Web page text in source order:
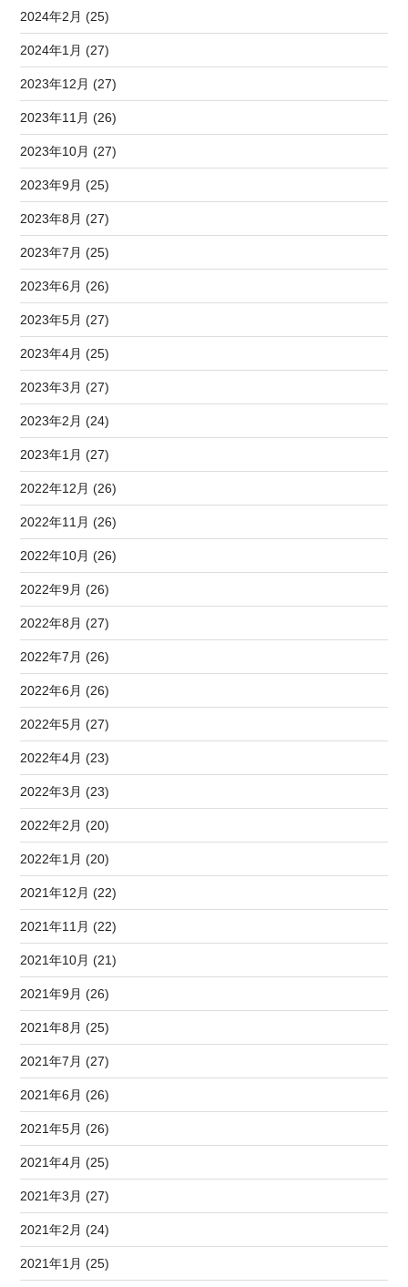
2024年2月 (25)
2024年1月 (27)
2023年12月 (27)
2023年11月 (26)
2023年10月 (27)
2023年9月 (25)
2023年8月 (27)
2023年7月 (25)
2023年6月 (26)
2023年5月 (27)
2023年4月 (25)
2023年3月 (27)
2023年2月 (24)
2023年1月 (27)
2022年12月 (26)
2022年11月 (26)
2022年10月 (26)
2022年9月 (26)
2022年8月 (27)
2022年7月 (26)
2022年6月 (26)
2022年5月 (27)
2022年4月 (23)
2022年3月 (23)
2022年2月 (20)
2022年1月 (20)
2021年12月 (22)
2021年11月 (22)
2021年10月 (21)
2021年9月 (26)
2021年8月 (25)
2021年7月 (27)
2021年6月 (26)
2021年5月 (26)
2021年4月 (25)
2021年3月 (27)
2021年2月 (24)
2021年1月 (25)